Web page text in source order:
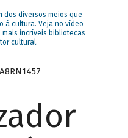
dos diversos meios que
à cultura. Veja no vídeo
mais incríveis bibliotecas
cultural.